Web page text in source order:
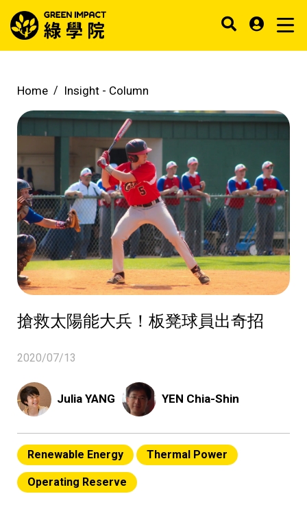
Home Insight - Column
搶救太陽能大兵！板凳球員出奇招
2020/07/13
Julia YANG YEN Chia-Shin
Renewable Energy Thermal Power
Operating Reserve